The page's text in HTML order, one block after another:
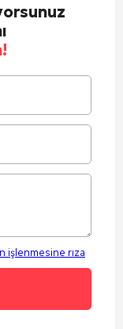
işlenmesine rıza